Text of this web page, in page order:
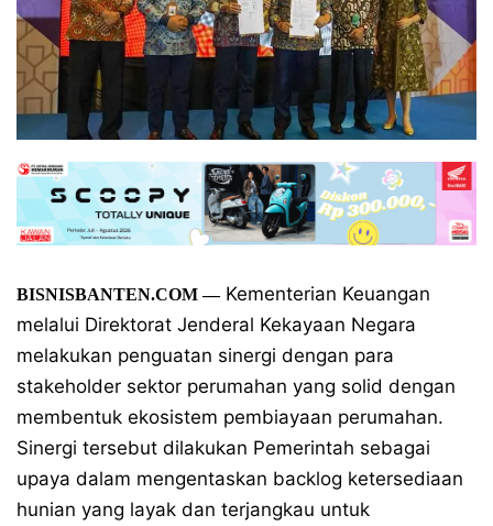
BISNISBANTEN.COM —Kementerian Keuangan
melalui Direktorat Jenderal Kekayaan Negara
melakukan penguatan sinergi dengan para
stakeholder sektor perumahan yang solid dengan
membentuk ekosistem pembiayaan perumahan.
Sinergi tersebut dilakukan Pemerintah sebagai
upaya dalam mengentaskan backlog ketersediaan
hunian yang layak dan terjangkau untuk